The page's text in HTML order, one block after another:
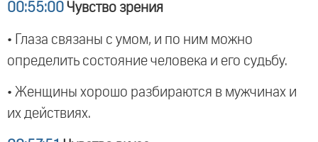
00:55:00 Чувство зрения
• Глаза связаны с умом, и по ним можно
определить состояние человека и его судьбу.
• Женщины хорошо разбираются в мужчинах и
их действиях.